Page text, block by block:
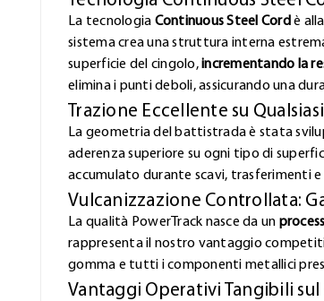
La tecnologia Continuous Steel Cord è
sistema crea una struttura interna
superficie del cingolo,incrementando la
elimina i punti deboli, assicurando una
Trazione Eccellente su
La geometria del battistrada è stata
aderenza superiore su ogni tipo di
accumulato durante scavi, trasferimenti
Vulcanizzazione Controllata:
La qualità PowerTrack nasce da un
rappresenta il nostro vantaggio
gomma e tutti i componenti metallici
Vantaggi Operativi Tangibili sul